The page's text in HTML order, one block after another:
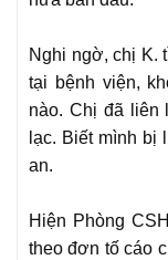
Nghi ngờ, chị K.
tại bệnh viện,
nào. Chị đã liên
lạc. Biết mình
an.
Hiện Phòng
theo đơn tố cáo